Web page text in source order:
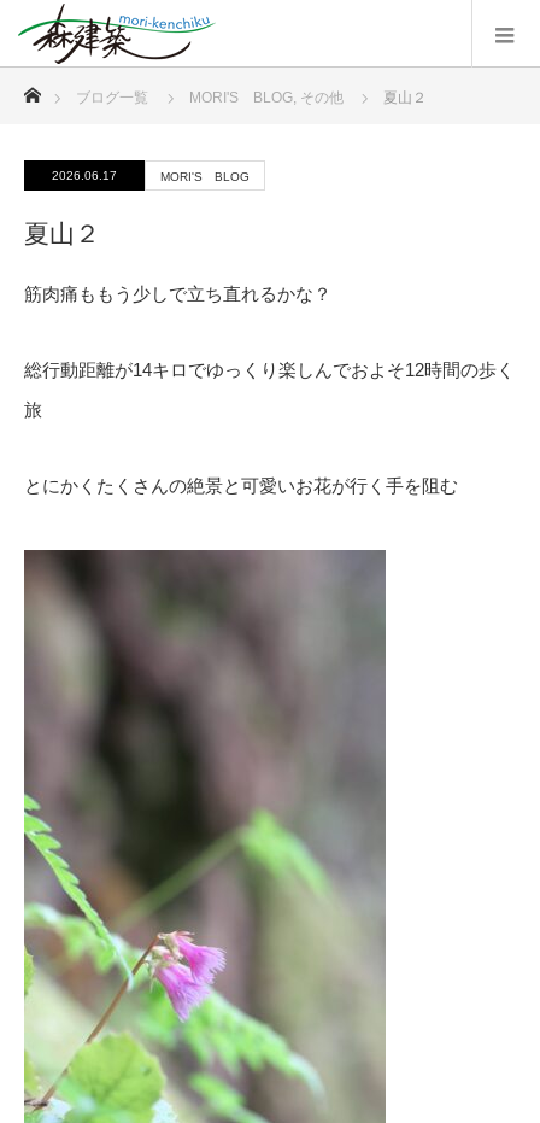
ブログ一覧 MORI'S BLOG, その他 夏山２
2026.06.17 MORI'S BLOG
夏山２
筋肉痛ももう少しで立ち直れるかな？
総行動距離が14キロでゆっくり楽しんでおよそ12時間の歩く
旅
とにかくたくさんの絶景と可愛いお花が行く手を阻む